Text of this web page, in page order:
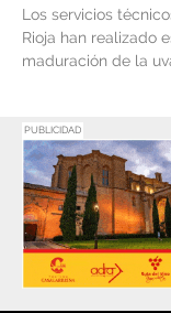
Los servicios
Rioja han realizado
maduración de la
PUBLICIDAD